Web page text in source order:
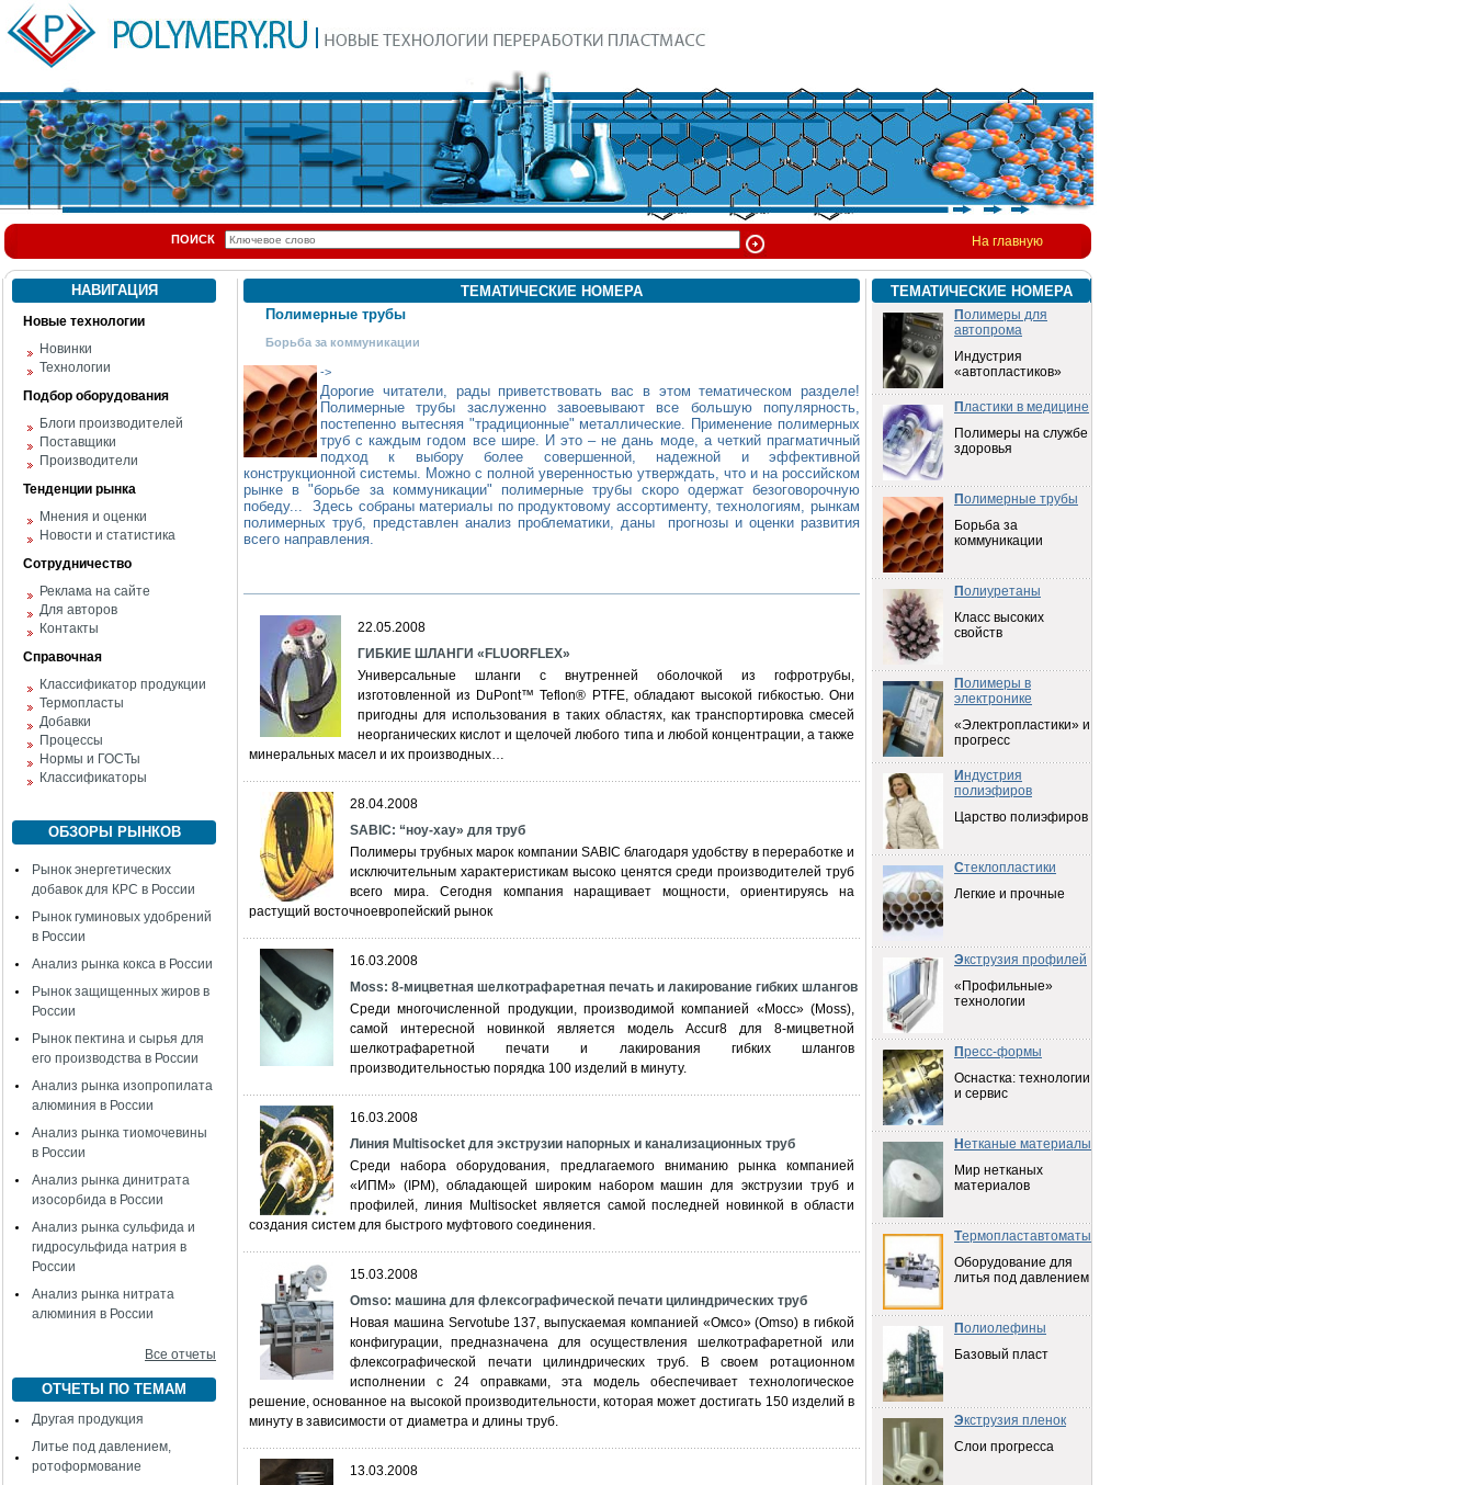
ПОИСК На главную
НАВИГАЦИЯ
Новые технологии
Новинки
Технологии
Подбор оборудования
Блоги производителей
Поставщики
Производители
Тенденции рынка
Мнения и оценки
Новости и статистика
Сотрудничество
Реклама на сайте
Для авторов
Контакты
Справочная
Классификатор продукции
Термопласты
Добавки
Процессы
Нормы и ГОСТы
Классификаторы
ОБЗОРЫ РЫНКОВ
Рынок энергетических
добавок для КРС в России
Рынок гуминовых удобрений
в России
Анализ рынка кокса в России
Рынок защищенных жиров в
России
Рынок пектина и сырья для
его производства в России
Анализ рынка изопропилата
алюминия в России
Анализ рынка тиомочевины
в России
Анализ рынка динитрата
изосорбида в России
Анализ рынка сульфида и
гидросульфида натрия в
России
Анализ рынка нитрата
алюминия в России
Все отчеты
ОТЧЕТЫ ПО ТЕМАМ
Другая продукция
Литье под давлением,
ротоформование
ТЕМАТИЧЕСКИЕ НОМЕРА
Полимерные трубы
Борьба за коммуникации
->
Дорогие читатели, рады приветствовать вас в этом тематическом разделе!
Полимерные трубы заслуженно завоевывают все большую популярность,
постепенно вытесняя "традиционные" металлические. Применение полимерных
труб с каждым годом все шире. И это – не дань моде, а четкий прагматичный
подход к выбору более совершенной, надежной и эффективной
конструкционной системы. Можно с полной уверенностью утверждать, что и на российском
рынке в "борьбе за коммуникации" полимерные трубы скоро одержат безоговорочную
победу... Здесь собраны материалы по продуктовому ассортименту, технологиям, рынкам
полимерных труб, представлен анализ проблематики, даны прогнозы и оценки развития
всего направления.
22.05.2008
ГИБКИЕ ШЛАНГИ «FLUORFLEX»
Универсальные шланги с внутренней оболочкой из гофротрубы,
изготовленной из DuPont™ Teflon® PTFE, обладают высокой гибкостью. Они
пригодны для использования в таких областях, как транспортировка смесей
неорганических кислот и щелочей любого типа и любой концентрации, а также
минеральных масел и их производных…
28.04.2008
SABIC: “ноу-хау» для труб
Полимеры трубных марок компании SABIC благодаря удобству в переработке и
исключительным характеристикам высоко ценятся среди производителей труб
всего мира. Сегодня компания наращивает мощности, ориентируясь на
растущий восточноевропейский рынок
16.03.2008
Moss: 8-мицветная шелкотрафаретная печать и лакирование гибких шлангов
Среди многочисленной продукции, производимой компанией «Мосс» (Moss),
самой интересной новинкой является модель Accur8 для 8-мицветной
шелкотрафаретной печати и лакирования гибких шлангов
производительностью порядка 100 изделий в минуту.
16.03.2008
Линия Multisocket для экструзии напорных и канализационных труб
Среди набора оборудования, предлагаемого вниманию рынка компанией
«ИПМ» (IPM), обладающей широким набором машин для экструзии труб и
профилей, линия Multisocket является самой последней новинкой в области
создания систем для быстрого муфтового соединения.
15.03.2008
Omso: машина для флексографической печати цилиндрических труб
Новая машина Servotube 137, выпускаемая компанией «Омсо» (Omso) в гибкой
конфигурации, предназначена для осуществления шелкотрафаретной или
флексографической печати цилиндрических труб. В своем ротационном
исполнении с 24 оправками, эта модель обеспечивает технологическое
решение, основанное на высокой производительности, которая может достигать 150 изделий в
минуту в зависимости от диаметра и длины труб.
13.03.2008
ТЕМАТИЧЕСКИЕ НОМЕРА
Полимеры для
автопрома
Индустрия
«автопластиков»
Пластики в медицине
Полимеры на службе
здоровья
Полимерные трубы
Борьба за
коммуникации
Полиуретаны
Класс высоких
свойств
Полимеры в
электронике
«Электропластики» и
прогресс
Индустрия
полиэфиров
Царство полиэфиров
Стеклопластики
Легкие и прочные
Экструзия профилей
«Профильные»
технологии
Пресс-формы
Оснастка: технологии
и сервис
Н етканые материалы
Мир нетканых
материалов
Термопластавтоматы
Оборудование для
литья под давлением
Полиолефины
Базовый пласт
Экструзия пленок
Слои прогресса